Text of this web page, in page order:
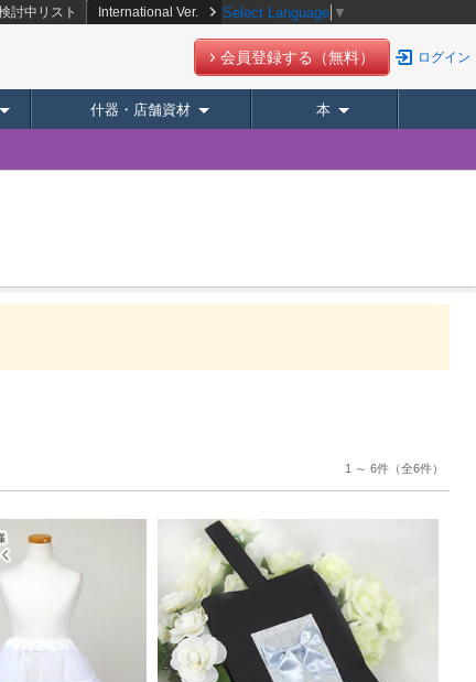
討中リスト International Ver. Select Language ▼
会員登録する（無料） ログイン
什器・店舗資材 本
1 ～ 6件 （全6件）